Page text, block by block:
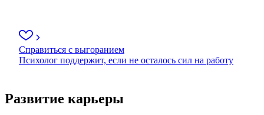
Справиться с выгоранием
Психолог поддержит, если не осталось сил на работу
Развитие карьеры